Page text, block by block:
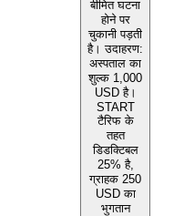
बीमित घटना
होने पर
चुकानी पड़ती
है। उदाहरण:
अस्पताल का
शुल्क 1,000
USD है।
START
टैरिफ के
तहत
डिडक्टिबल
25% है,
ग्राहक 250
USD का
भुगतान